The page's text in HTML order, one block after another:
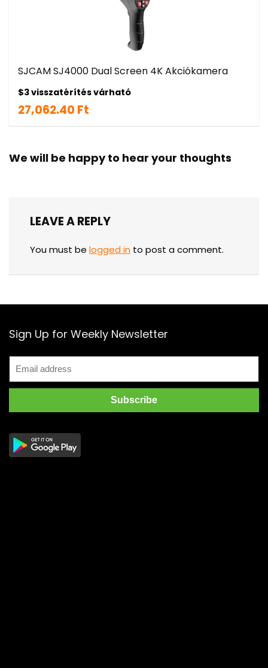
SJCAM SJ4000 Dual Screen 4K Akciókamera
$3 visszatérítés várható
27,062.40 Ft
We will be happy to hear your thoughts
LEAVE A REPLY
You must be logged in to post a comment.
Sign Up for Weekly Newsletter